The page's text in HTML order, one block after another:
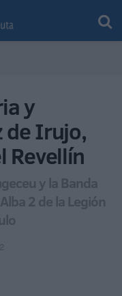
y
de Irujo,
Revellín
y la Banda
2 de la Legión